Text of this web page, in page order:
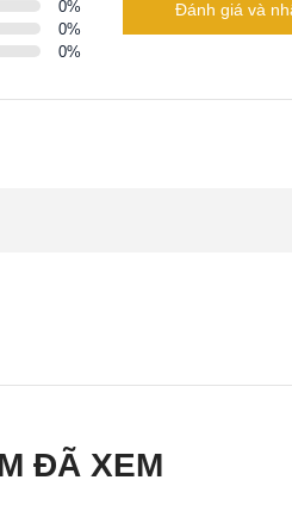
0%
0%
0%
Đánh giá và
ĐÃ XEM